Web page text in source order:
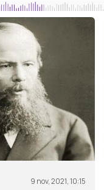
9 nov, 2021, 10:15